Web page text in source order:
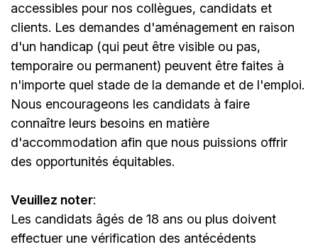
accessibles pour nos collègues, candidats et
clients. Les demandes d'aménagement en raison
d'un handicap (qui peut être visible ou pas,
temporaire ou permanent) peuvent être faites à
n'importe quel stade de la demande et de l'emploi.
Nous encourageons les candidats à faire
connaître leurs besoins en matière
d'accommodation afin que nous puissions offrir
des opportunités équitables.
Veuillez noter:
Les candidats âgés de 18 ans ou plus doivent
effectuer une vérification des antécédents